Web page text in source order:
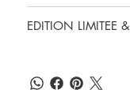
EDITION LIMITEE